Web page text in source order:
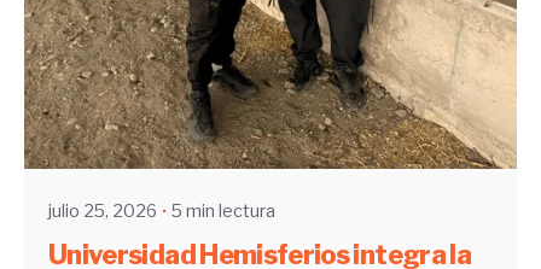
Enviado por
UHE
julio 25, 2026 5 min lectura
Universidad Hemisferios integra la